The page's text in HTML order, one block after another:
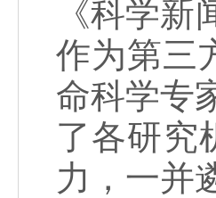
《科学
作为第三
命科学专
了各研究
力，一并